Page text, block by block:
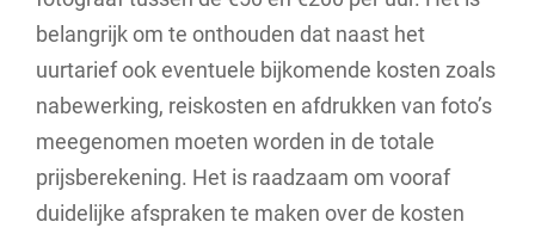
belangrijk om te onthouden dat naast het
uurtarief ook eventuele bijkomende kosten zoals
nabewerking, reiskosten en afdrukken van foto’s
meegenomen moeten worden in de totale
prijsberekening. Het is raadzaam om vooraf
duidelijke afspraken te maken over de kosten